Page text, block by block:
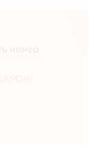
номер